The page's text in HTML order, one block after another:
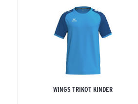
WINGS TRIKOT KINDER